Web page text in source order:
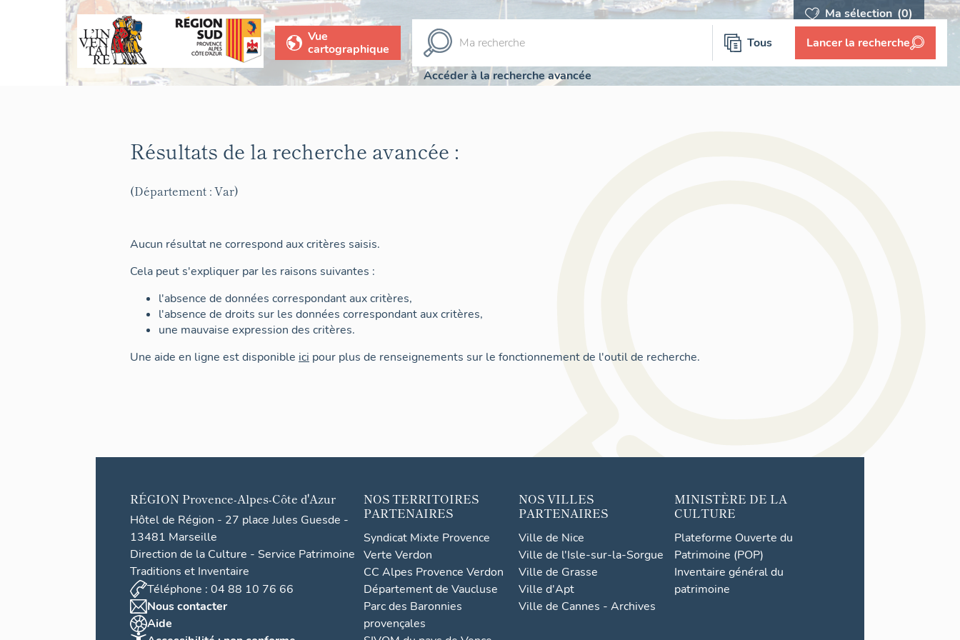
Ma sélection (0)
Vue
cartographique
Tous Lancer la recherche
Accéder à la recherche avancée
Résultats de la recherche avancée :
(Département : Var)
Aucun résultat ne correspond aux critères saisis.
Cela peut s'expliquer par les raisons suivantes :
l'absence de données correspondant aux critères,
l'absence de droits sur les données correspondant aux critères,
une mauvaise expression des critères.
Une aide en ligne est disponible ici pour plus de renseignements sur le fonctionnement de l'outil de recherche.
RÉGION Provence-Alpes-Côte d'Azur
Hôtel de Région - 27 place Jules Guesde -
13481 Marseille
Direction de la Culture - Service Patrimoine
Traditions et Inventaire
Téléphone : 04 88 10 76 66
Nous contacter
Aide
NOS TERRITOIRES
PARTENAIRES
Syndicat Mixte Provence
Verte Verdon
CC Alpes Provence Verdon
Département de Vaucluse
Parc des Baronnies
provençales
NOS VILLES
PARTENAIRES
Ville de Nice
Ville de l'Isle-sur-la-Sorgue
Ville de Grasse
Ville d'Apt
Ville de Cannes - Archives
MINISTÈRE DE LA
CULTURE
Plateforme Ouverte du
Patrimoine (POP)
Inventaire général du
patrimoine